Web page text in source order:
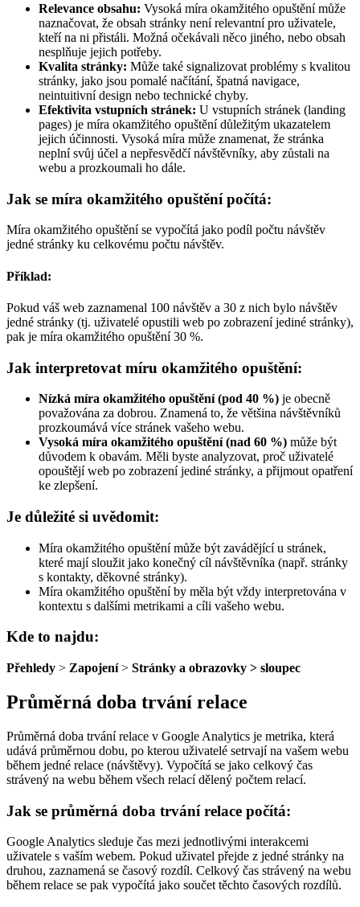
Relevance obsahu: Vysoká míra okamžitého opuštění může
naznačovat, že obsah stránky není relevantní pro uživatele,
kteří na ni přistáli. Možná očekávali něco jiného, nebo obsah
nesplňuje jejich potřeby.
Kvalita stránky: Může také signalizovat problémy s kvalitou
stránky, jako jsou pomalé načítání, špatná navigace,
neintuitivní design nebo technické chyby.
Efektivita vstupních stránek: U vstupních stránek (landing
pages) je míra okamžitého opuštění důležitým ukazatelem
jejich účinnosti. Vysoká míra může znamenat, že stránka
neplní svůj účel a nepřesvědčí návštěvníky, aby zůstali na
webu a prozkoumali ho dále.
Jak se míra okamžitého opuštění počítá:
Míra okamžitého opuštění se vypočítá jako podíl počtu návštěv
jedné stránky ku celkovému počtu návštěv.
Příklad:
Pokud váš web zaznamenal 100 návštěv a 30 z nich bylo návštěv
jedné stránky (tj. uživatelé opustili web po zobrazení jediné stránky),
pak je míra okamžitého opuštění 30 %.
Jak interpretovat míru okamžitého opuštění:
Nízká míra okamžitého opuštění (pod 40 %) je obecně
považována za dobrou. Znamená to, že většina návštěvníků
prozkoumává více stránek vašeho webu.
Vysoká míra okamžitého opuštění (nad 60 %) může být
důvodem k obavám. Měli byste analyzovat, proč uživatelé
opouštějí web po zobrazení jediné stránky, a přijmout opatření
ke zlepšení.
Je důležité si uvědomit:
Míra okamžitého opuštění může být zavádějící u stránek,
které mají sloužit jako konečný cíl návštěvníka (např. stránky
s kontakty, děkovné stránky).
Míra okamžitého opuštění by měla být vždy interpretována v
kontextu s dalšími metrikami a cíli vašeho webu.
Kde to najdu:
Přehledy > Zapojení> Stránky a obrazovky > sloupec
Průměrná doba trvání relace
Průměrná doba trvání relace v Google Analytics je metrika, která
udává průměrnou dobu, po kterou uživatelé setrvají na vašem webu
během jedné relace (návštěvy). Vypočítá se jako celkový čas
strávený na webu během všech relací dělený počtem relací.
Jak se průměrná doba trvání relace počítá:
Google Analytics sleduje čas mezi jednotlivými interakcemi
uživatele s vaším webem. Pokud uživatel přejde z jedné stránky na
druhou, zaznamená se časový rozdíl. Celkový čas strávený na webu
během relace se pak vypočítá jako součet těchto časových rozdílů.